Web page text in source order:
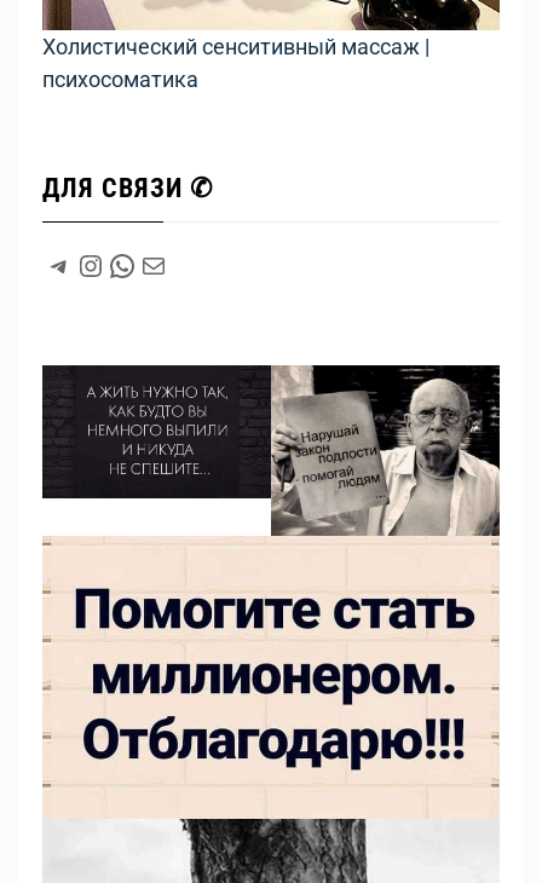
Холистический сенситивный массаж |
психосоматика
ДЛЯ СВЯЗИ ✆
# Instagram
WhatsApp
#